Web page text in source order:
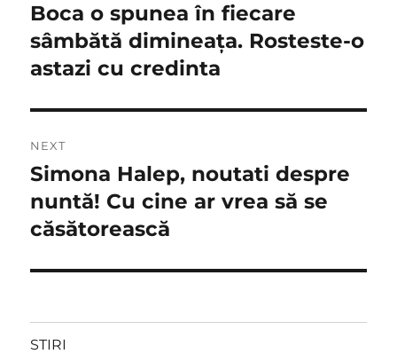
articole
post:
Boca o spunea în fiecare
sâmbătă dimineaţa. Rosteste-o
astazi cu credinta
NEXT
Next
post:
Simona Halep, noutati despre
nuntă! Cu cine ar vrea să se
căsătorească
STIRI